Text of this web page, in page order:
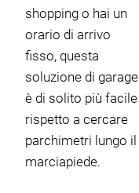
shopping o hai un
orario di arrivo
fisso, questa
soluzione di garage
è di solito più facile
rispetto a cercare
parchimetri lungo il
marciapiede.